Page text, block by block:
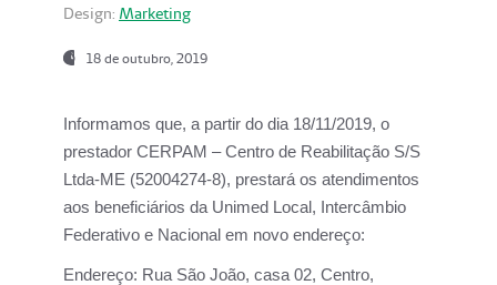
Design: Marketing
18 de outubro, 2019
Informamos que, a partir do dia 18/11/2019, o
prestador CERPAM – Centro de Reabilitação S/S
Ltda-ME (52004274-8), prestará os atendimentos
aos beneficiários da Unimed Local, Intercâmbio
Federativo e Nacional em novo endereço:
Endereço: Rua São João, casa 02, Centro,